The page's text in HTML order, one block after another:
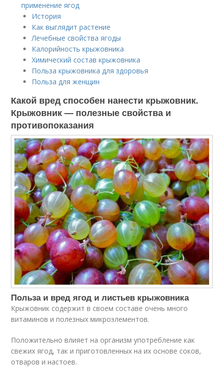
применение ягод
История
Как выглядит растение
Лечебные свойства ягоды
Калорийность крыжовника
Химический состав крыжовника
Польза крыжовника для здоровья
Польза для женщин
Какой вред способен нанести крыжовник.
Крыжовник — полезные свойства и
противопоказания
Польза и вред ягод и листьев крыжовника
Крыжовник содержит в своем составе очень много
витаминов и полезных микроэлементов.
Положительно влияет на организм употрeбление как
свежих ягод, так и приготовленных на их основе соков,
отваров и настоев.